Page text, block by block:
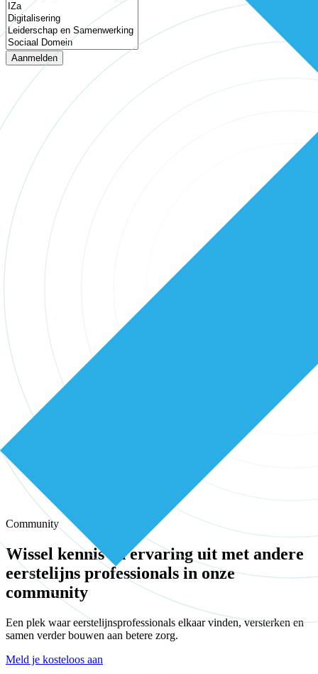
Aanmelden
Community
Wissel kennis en ervaring uit met andere
eerstelijns professionals in onze
community
Een plek waar eerstelijnsprofessionals elkaar vinden, versterken en
samen verder bouwen aan betere zorg.
Meld je kosteloos aan